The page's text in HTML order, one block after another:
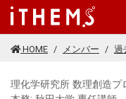
このページの本文に移動
HOME メンバー 過
理化学研究所 数理創造プ